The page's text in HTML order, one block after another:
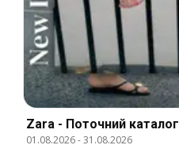
Zara - Поточний каталог
01.08.2026-31.08.2026